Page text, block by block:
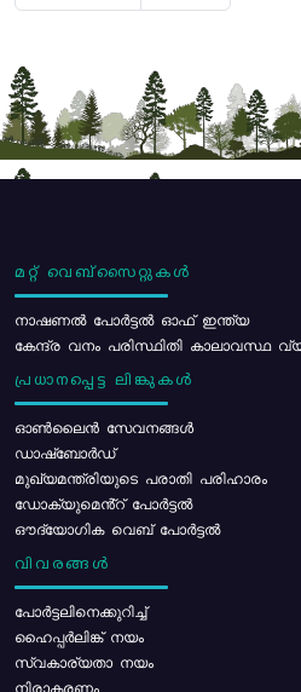
മറ്റ് വെബ്സൈറ്റുകൾ
നാഷണൽ പോർട്ടൽ ഓഫ് ഇന്ത്യ
കേന്ദ്ര വനം പരിസ്ഥിതി കാലാവസ്ഥ
പ്രധാനപ്പെട്ട ലിങ്കുകൾ
ഓൺലൈൻ സേവനങ്ങൾ
ഡാഷ്ബോർഡ്
മുഖ്യമന്ത്രിയുടെ പരാതി പരിഹാരം
ഡോക്യുമെൻ്റ് പോർട്ടൽ
ഔദ്യോഗിക വെബ് പോർട്ടൽ
വിവരങ്ങൾ
പോര്‍ട്ടലിനെക്കുറിച്ച്
ഹൈപ്പർലിങ്ക് നയം
സ്വകാര്യതാ നയം
നിരാകരണം